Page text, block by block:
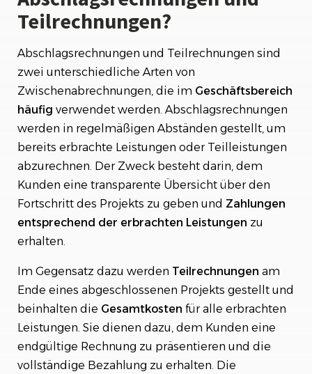
Teilrechnungen?
Abschlagsrechnungen und Teilrechnungen sind
zwei unterschiedliche Arten von
Zwischenabrechnungen, die im Geschäftsbereich
häufig verwendet werden. Abschlagsrechnungen
werden in regelmäßigen Abständen gestellt, um
bereits erbrachte Leistungen oder Teilleistungen
abzurechnen. Der Zweck besteht darin, dem
Kunden eine transparente Übersicht über den
Fortschritt des Projekts zu geben und Zahlungen
entsprechend der erbrachten Leistungen zu
erhalten.
Im Gegensatz dazu werden Teilrechnungen am
Ende eines abgeschlossenen Projekts gestellt und
beinhalten die Gesamtkosten für alle erbrachten
Leistungen. Sie dienen dazu, dem Kunden eine
endgültige Rechnung zu präsentieren und die
vollständige Bezahlung zu erhalten. Die